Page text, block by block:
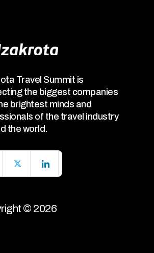
Travel Summit is
the biggest companies
brightest minds and
of the travel industry
the world.
© 2026